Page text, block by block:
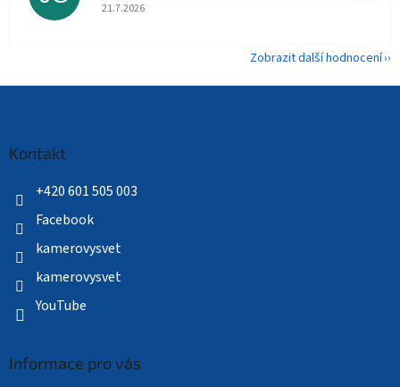
Hodnocení obchodu je 5 z 5 hvězdiček.
21.7.2026
Zobrazit další hodnocení
Kontakt
+420 601 505 003
Facebook
kamerovysvet
kamerovysvet
YouTube
Informace pro vás